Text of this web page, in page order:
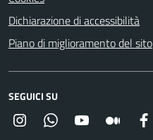
Dichiarazione di accessibilità
Piano di miglioramento del sito
SEGUICI SU
InstagramWhatsappYouTube Medium